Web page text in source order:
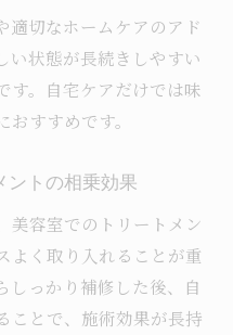
適切なホームケアのアド
い状態が長続きしやすい
す。自宅ケアだけでは味
すすめです。
ントの相乗効果
美容室でのトリートメン
よく取り入れることが重
しっかり補修した後、自
ことで、施術効果が長持